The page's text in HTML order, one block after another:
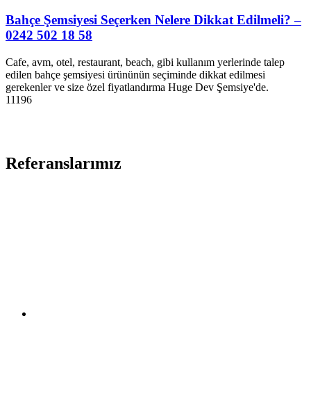
Bahçe Şemsiyesi Seçerken Nelere Dikkat Edilmeli? –
0242 502 18 58
Cafe, avm, otel, restaurant, beach, gibi kullanım yerlerinde talep
edilen bahçe şemsiyesi ürününün seçiminde dikkat edilmesi
gerekenler ve size özel fiyatlandırma Huge Dev Şemsiye'de.
11196
Referanslarımız